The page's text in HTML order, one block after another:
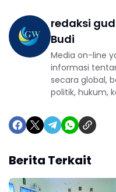
redaksi
Budi
Media on-line
informasi
secara global,
politik, hukum,
Berita Terkait